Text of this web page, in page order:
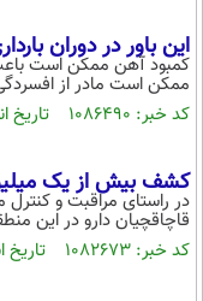
این باور در دوران
کمبود آهن ممکن است
ممکن است مادر از
کد خبر: ۱۰۸۶۴۹۰ تاریخ انتشار : ۱۴۰۴/۰۵/۲۶
کشف بیش از یک
در راستای مراقبت و کنترل
قاچاقچیان دارو در این
کد خبر: ۱۰۸۲۶۷۳ تاریخ انتشار : ۱۴۰۴/۰۵/۱۳